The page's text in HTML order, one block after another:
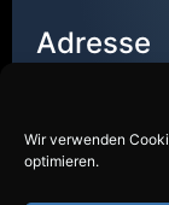
Wir verwenden
optimieren.
Adresse
Telefon
+49 6851
Email